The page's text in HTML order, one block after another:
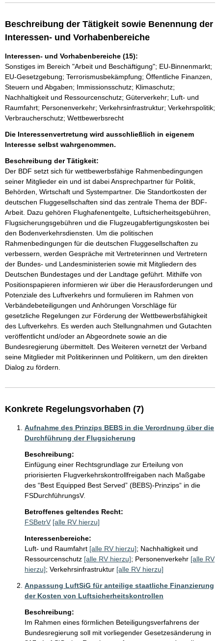
Beschreibung der Tätigkeit sowie Benennung der
Interessen- und Vorhabenbereiche
Interessen- und Vorhabenbereiche (15):
Sonstiges im Bereich "Arbeit und Beschäftigung"; EU-Binnenmarkt;
EU-Gesetzgebung; Terrorismusbekämpfung; Öffentliche Finanzen,
Steuern und Abgaben; Immissionsschutz; Klimaschutz;
Nachhaltigkeit und Ressourcenschutz; Güterverkehr; Luft- und
Raumfahrt; Personenverkehr; Verkehrsinfrastruktur; Verkehrspolitik;
Verbraucherschutz; Wettbewerbsrecht
Die Interessenvertretung wird ausschließlich in eigenem
Interesse selbst wahrgenommen.
Beschreibung der Tätigkeit:
Der BDF setzt sich für wettbewerbsfähige Rahmenbedingungen
seiner Mitglieder ein und ist dabei Ansprechpartner für Politik,
Behörden, Wirtschaft und Systempartner. Die Standortkosten der
deutschen Fluggesellschaften sind das zentrale Thema der BDF-
Arbeit. Dazu gehören Flughafenentgelte, Luftsicherheitsgebühren,
Flugsicherungsgebühren und die Flugzeugabfertigungskosten bei
den Bodenverkehrsdiensten. Um die politischen
Rahmenbedingungen für die deutschen Fluggesellschaften zu
verbessern, werden Gespräche mit Vertreterinnen und Vertretern
der Bundes- und Landesministerien sowie mit Mitgliedern des
Deutschen Bundestages und der Landtage geführt. Mithilfe von
Positionspapieren informieren wir über die Herausforderungen und
Potenziale des Luftverkehrs und formulieren im Rahmen von
Verbändebeteiligungen und Anhörungen Vorschläge für
gesetzliche Regelungen zur Förderung der Wettbewerbsfähigkeit
des Luftverkehrs. Es werden auch Stellungnahmen und Gutachten
veröffentlicht und/oder an Abgeordnete sowie an die
Bundesregierung übermittelt. Des Weiteren vernetzt der Verband
seine Mitglieder mit Politikerinnen und Politikern, um den direkten
Dialog zu fördern.
Konkrete Regelungsvorhaben (7)
Aufnahme des Prinzips BEBS in die Verordnung über die
Durchführung der Flugsicherung
Beschreibung:
Einfügung einer Rechtsgrundlage zur Erteilung von
priorisierten Flugverkehrskontrollfreigaben nach Maßgabe
des “Best Equipped Best Served” (BEBS)-Prinzips“ in die
FSDurchführungsV.
Betroffenes geltendes Recht:
FSBetrV [alle RV hierzu]
Interessenbereiche:
Luft- und Raumfahrt [alle RV hierzu]; Nachhaltigkeit und
Ressourcenschutz [alle RV hierzu]; Personenverkehr [alle RV
hierzu]; Verkehrsinfrastruktur [alle RV hierzu]
Anpassung LuftSiG für anteilige staatliche Finanzierung
der Kosten von Luftsicherheitskontrollen
Beschreibung:
Im Rahmen eines förmlichen Beteiligungsverfahrens der
Bundesregierung soll mit vorliegender Gesetzesänderung in